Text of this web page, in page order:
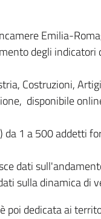
Emilia-
degli indicatori
Costruzioni,
disponibile
1 a 500 addetti
dati
sulla dinamica di
dedicata ai